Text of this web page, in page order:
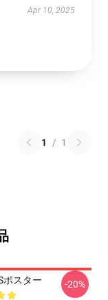
Apr 10, 2025
1 / 1
ポスター -20%